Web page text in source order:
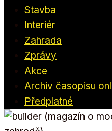
Stavba
Interiér
Zahrada
Zprávy
Akce
Archiv časopisu
Předplatné